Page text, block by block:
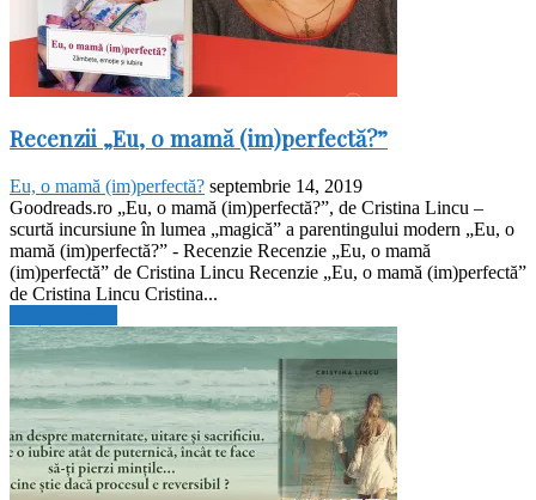
Recenzii „Eu, o mamă (im)perfectă?”
Eu, o mamă (im)perfectă? septembrie 14, 2019
Goodreads.ro „Eu, o mamă (im)perfectă?”, de Cristina Lincu –
scurtă incursiune în lumea „magică” a parentingului modern „Eu, o
mamă (im)perfectă?” - Recenzie Recenzie „Eu, o mamă
(im)perfectă” de Cristina Lincu Recenzie „Eu, o mamă (im)perfectă”
de Cristina Lincu Cristina...